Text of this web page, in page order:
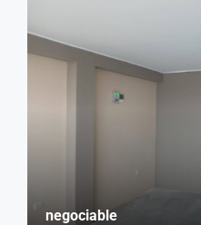
negociable